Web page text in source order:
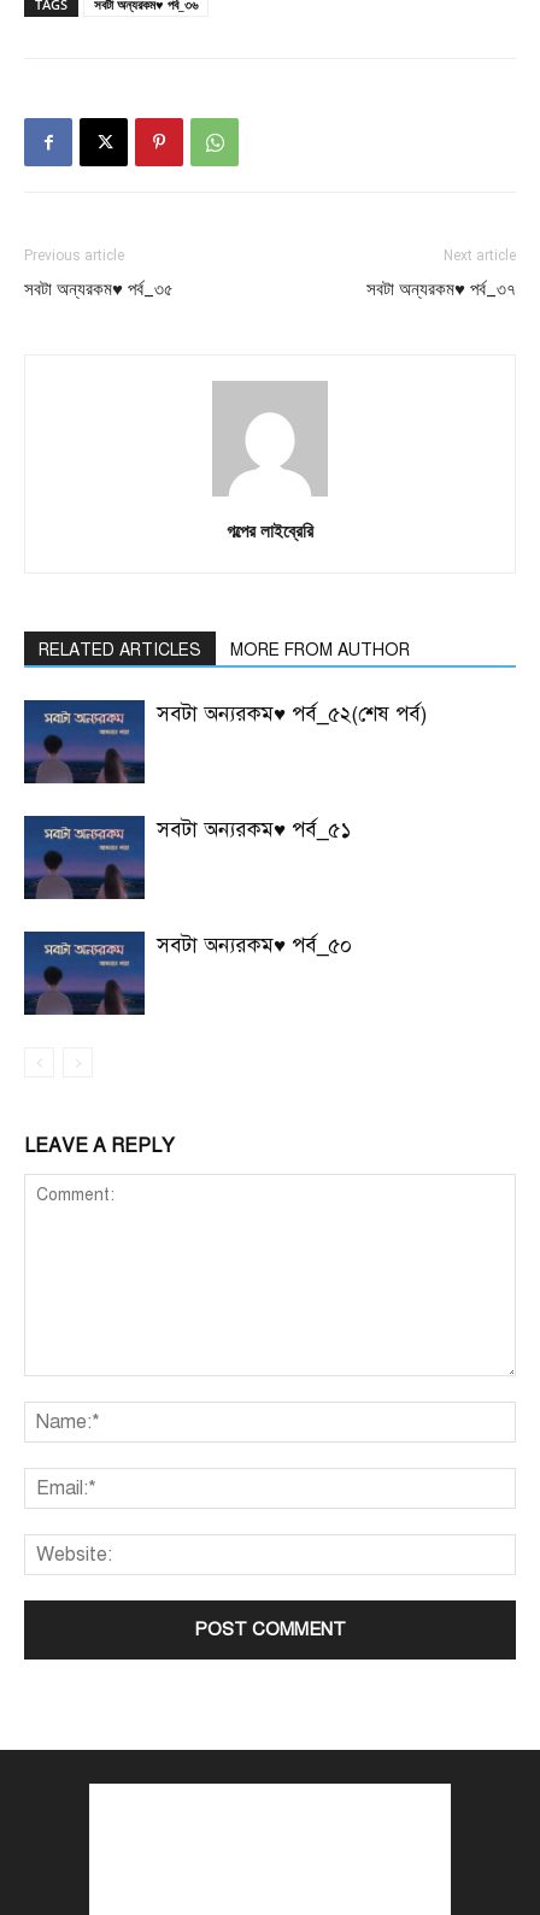
TAGS সবটা অন্যরকম♥ পর্ব_৩৬
Previous article
সবটা অন্যরকম♥ পর্ব_৩৫
Next article
সবটা অন্যরকম♥ পর্ব_৩৭
গল্পের লাইব্রেরি
RELATED ARTICLES MORE FROM AUTHOR
সবটা অন্যরকম♥ পর্ব_৫২(শেষ পর্ব)
সবটা অন্যরকম♥ পর্ব_৫১
সবটা অন্যরকম♥ পর্ব_৫০
LEAVE A REPLY